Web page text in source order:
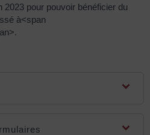
2023 pour pouvoir bénéficier du
à<span